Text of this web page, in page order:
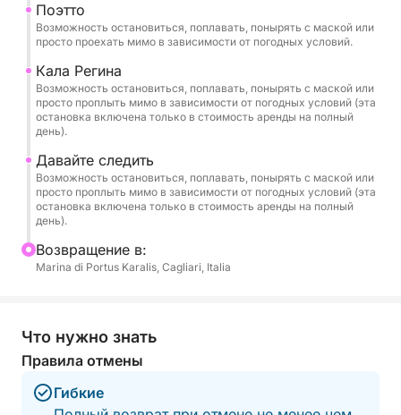
также включает остановку на Мари Пинтау,
одном из самых живописных пляжей южной
Сардинии, известном своими бирюзовыми
водами и «нарисованными» отражениями.
🏝️ Рекомендуемый маршрут
вдоль самых знаковых мест побережья:
🌿 Кала Фигера – Дикие скалы и изумрудные
🌊 Каламоска – Уединенная бухта, идеально
⛰️ Селла-дель-Дьяволо – Эмблема Кальяри,
которой можно любоваться с моря.
🏖️ Поэтто – Знаменитый пляж города.
Поэтто
Возможность остановиться, поплавать, понырять с маской или
просто проехать мимо в зависимости от погодных условий.
Кала Регина
Возможность остановиться, поплавать, понырять с маской или
просто проплыть мимо в зависимости от погодных условий (эта
остановка включена только в стоимость аренды на полный
день).
Давайте следить
Возможность остановиться, поплавать, понырять с маской или
просто проплыть мимо в зависимости от погодных условий (эта
остановка включена только в стоимость аренды на полный
день).
Bозвращение в:
Marina di Portus Karalis, Cagliari, Italia
Что нужно знать
Правила отмены
Гибкие